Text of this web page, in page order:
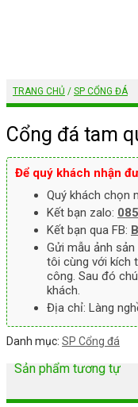
TRANG CHỦ / SP CỔNG ĐÁ
Cổng đá tam
Để quý khách nhận
Quý khách chọn
Kết bạn zalo:
Kết bạn qua FB:
Gửi mẫu ảnh
tôi cùng với kích
công. Sau đó
khách.
Địa chỉ: Làng
Danh mục: SP Cổng đá
Sản phẩm tương tự